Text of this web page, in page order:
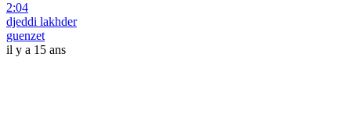
2:04
djeddi lakhder
guenzet
il y a 15 ans